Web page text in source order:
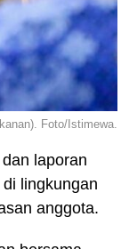
Foto/Istimewa.
laporan
lingkungan
anggota.